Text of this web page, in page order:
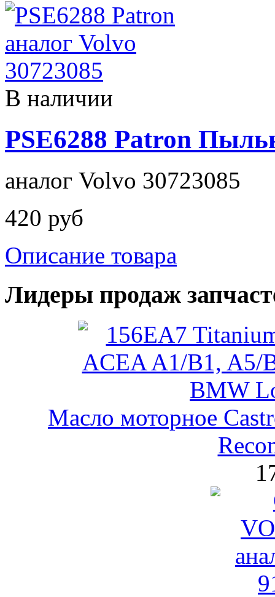
В наличии
PSE6288 Patron
аналог Volvo 30723085
420 руб
Описание товара
Лидеры продаж
Масло моторное